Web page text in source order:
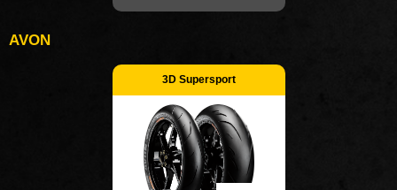
AVON
3D Supersport